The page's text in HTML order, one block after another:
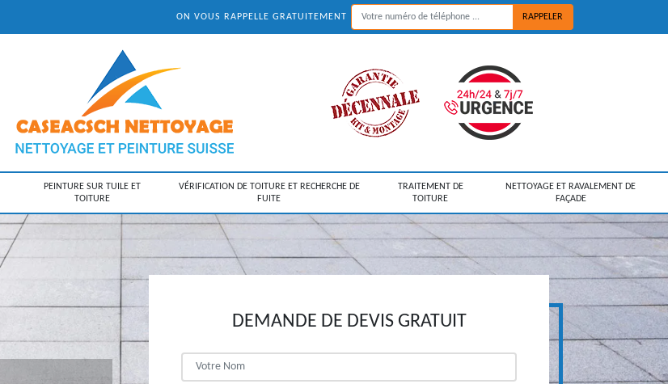
ON VOUS RAPPELLE GRATUITEMENT
PEINTURE SUR TUILE ET
TOITURE
VÉRIFICATION DE TOITURE ET RECHERCHE DE
FUITE
TRAITEMENT DE
TOITURE
NETTOYAGE ET RAVALEMENT DE
FAÇADE
DEMANDE DE DEVIS GRATUIT